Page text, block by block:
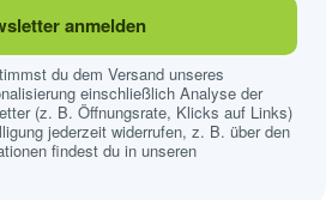
anmelden
du dem Versand unseres
einschließlich Analyse der
(z. B. Öffnungsrate, Klicks auf Links)
jederzeit widerrufen, z. B. über den
findest du in unseren